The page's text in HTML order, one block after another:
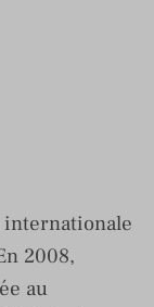
internationale
2008,
au